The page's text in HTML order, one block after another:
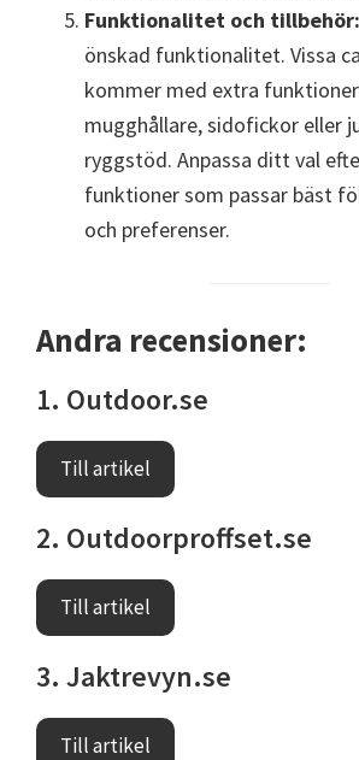
Funktionalitet och tillbehör:
önskad funktionalitet. Vissa
kommer med extra
mugghållare, sidofickor eller
ryggstöd. Anpassa ditt val
funktioner som passar bäst
och preferenser.
Andra recensioner:
1. Outdoor.se
Till artikel
2. Outdoorproffset.se
Till artikel
3. Jaktrevyn.se
Till artikel